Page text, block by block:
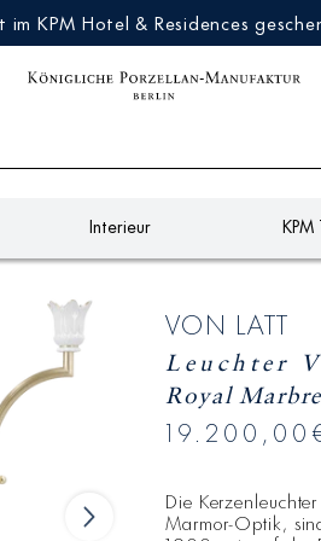
im KPM Hotel & Residences
Interieur KPM
VON LATT
Leuchter
Royal
Die
Marmor-Optik,